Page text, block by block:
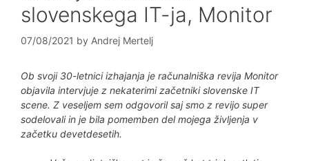
slovenskega IT-ja, Monitor
07/08/2021 by Andrej Mertelj
Ob svoji 30-letnici izhajanja je računalniška revija Monitor
objavila intervjuje z nekaterimi začetniki slovenske IT
scene. Z veseljem sem odgovoril saj smo z revijo super
sodelovali in je bila pomemben del mojega življenja v
začetku devetdesetih.